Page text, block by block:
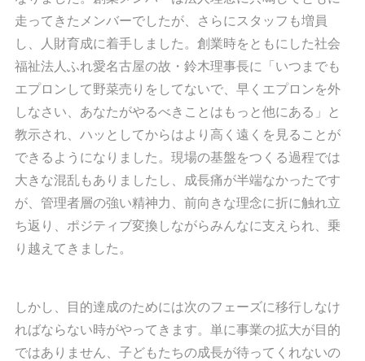
走ってきたメンバーでしたが、さらにスタッフも増員
し、人財育成に着手しました。創業時をともにした社会
福祉法人ふれ愛名古屋の故・鈴木理事長に「いつまでも
エプロンして野菜売りをしてないで、早くエプロンを外
しなさい、あなたがやるべきことはもっと他にある」と
教示され、ハッとしてからはより高く遠くを見ることが
できるようになりました。現場の基盤をつくる過程では
大きな混乱もありましたし、成長痛が半端なかったです
が、管理者層の強い精神力、前向きな理念に折に触れ立
ち返り、ポジティブ変換しながらみんなに支えられ、乗
り越えてきました。
しかし、目的達成のためには次のフェーズに移行しなけ
ればならない時がやってきます。単に事業の拡大が目的
ではありません、子どもたちの成長が待ってくれないの